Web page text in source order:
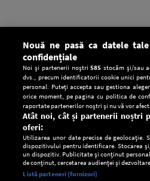
Setări:
Nouă ne pasă ca datele
confidențiale
Noi și partenerii noștri585 stocăm și/sau
dvs., precum identificatorii cookie unici
personal. Puteți accepta sau gestiona
orice moment, pe pagina cu politica de
raportate partenerilor noștri și nu vă vor
Atât noi, cât și partenerii noștri
oferi:
Utilizarea unor date precise de geolocație.
dispozitivului pentru identificare. Stocarea
un dispozitiv. Publicitate și conținut
de conținut, cercetarea audienței și
Listă parteneri (furnizori)